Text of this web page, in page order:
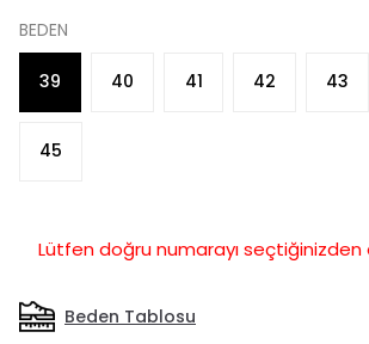
BEDEN
39 40 41 42 43
45
Lütfen doğru numarayı seçtiğinizden
Beden Tablosu